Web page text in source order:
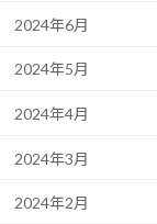
2024年6月
2024年5月
2024年4月
2024年3月
2024年2月